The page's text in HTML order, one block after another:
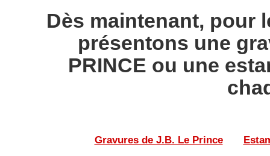
Dès maintenant, pour
présentons une
PRINCE ou une
Gravures de J.B. Le Prince——